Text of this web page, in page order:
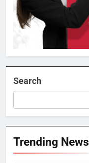
Search
Trending News